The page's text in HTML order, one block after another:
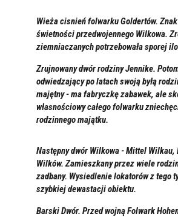
Wieża cisnień folwarku Goldertów.
świetności przedwojennego Wilkowa.
ziemniaczanych potrzebowała sporej
Zrujnowany dwór rodziny Jennike.
odwiedzający po latach swoją byłą
majętny - ma fabryczkę zabawek, ale
własnościowy całego folwarku
rodzinnego majątku.
Następny dwór Wilkowa - Mittel Wilkau,
Wilków. Zamieszkany przez wiele
zadbany. Wysiedlenie lokatorów z tego
szybkiej dewastacji obiektu.
Barski Dwór. Przed wojną Folwark